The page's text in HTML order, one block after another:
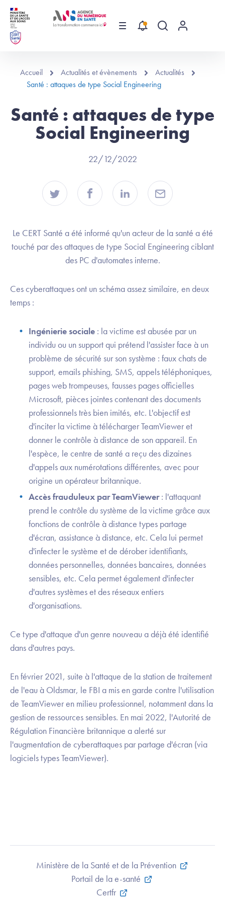
Aller au contenu principal
Menu Recherche
Menu
Accueil Actualités et évènements
Actualités
Santé : attaques de type Social Engineering
Santé : attaques de type
Social Engineering
22/12/2022
Le CERT Santé a été informé qu'un acteur de la santé a été
touché par des attaques de type Social Engineering ciblant
des PC d'automates interne.
Ces cyberattaques ont un schéma assez similaire, en deux
temps :
Ingénierie sociale : la victime est abusée par un
individu ou un support qui prétend l'assister face à un
problème de sécurité sur son système : faux chats de
support, emails phishing, SMS, appels téléphoniques,
pages web trompeuses, fausses pages officielles
Microsoft, pièces jointes contenant des documents
professionnels très bien imités, etc. L'objectif est
d'inciter la victime à télécharger TeamViewer et
donner le contrôle à distance de son appareil. En
l'espèce, le centre de santé a reçu des dizaines
d'appels aux numérotations différentes, avec pour
origine un opérateur britannique.
Accès frauduleux par TeamViewer: l'attaquant
prend le contrôle du système de la victime grâce aux
fonctions de contrôle à distance types partage
d'écran, assistance à distance, etc. Cela lui permet
d'infecter le système et de dérober identifiants,
données personnelles, données bancaires, données
sensibles, etc. Cela permet également d'infecter
d'autres systèmes et des réseaux entiers
d'organisations.
Ce type d'attaque d'un genre nouveau a déjà été identifié
dans d'autres pays.
En février 2021, suite à l'attaque de la station de traitement
de l'eau à Oldsmar, le FBI a mis en garde contre l'utilisation
de TeamViewer en milieu professionnel, notamment dans la
gestion de ressources sensibles. En mai 2022, l'Autorité de
Régulation Financière britannique a alerté sur
l'augmentation de cyberattaques par partage d'écran (via
logiciels types TeamViewer).
Ministère de la Santé et de la Prévention
Portail de la e-santé
Certfr